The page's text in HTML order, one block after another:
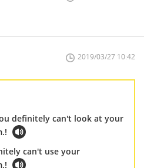
2019/03/27 10:42
definitely can't look at your
can't use your